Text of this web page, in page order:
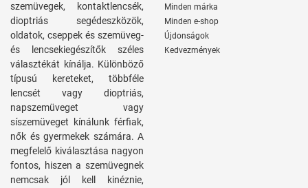
szemüvegek, kontaktlencsék,
dioptriás segédeszközök,
oldatok, cseppek és szemüveg-
és lencsekiegészítők széles
választékát kínálja. Különböző
típusú kereteket, többféle
lencsét vagy dioptriás,
napszemüveget vagy
síszemüveget kínálunk férfiak,
nők és gyermekek számára. A
megfelelő kiválasztása nagyon
fontos, hiszen a szemüvegnek
nemcsak jól kell kinéznie,
Minden márka
Minden e-shop
Újdonságok
Kedvezmények